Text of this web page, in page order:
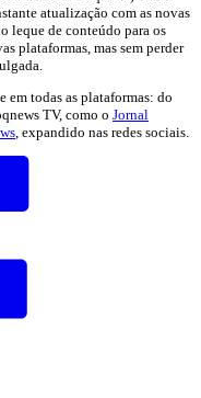
atualização com as novas
leque de conteúdo para os
plataformas, mas sem perder
em todas as plataformas: do
TV, como o Jornal
, expandido nas redes sociais.